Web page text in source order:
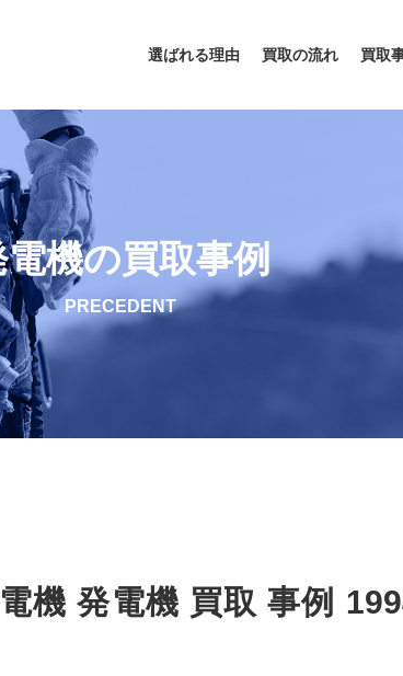
選ばれる理由 買取の流れ 買取
電機の買取事例
PRECEDENT
機 発電機 買取 事例